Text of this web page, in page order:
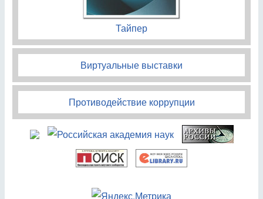
Тайпер
Виртуальные выставки
Противодействие коррупции